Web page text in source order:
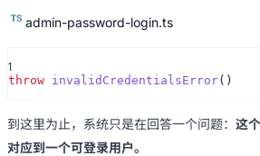
admin-password-login.ts
1
throw invalidCredentialsError()
到这里为止，系统只是在回答一个问题： 这
对应到一个可登录用户。